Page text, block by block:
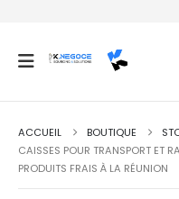
ACCUEIL BOUTIQUE
CAISSES POUR TRANSPORT ET
PRODUITS FRAIS À LA RÉUNION